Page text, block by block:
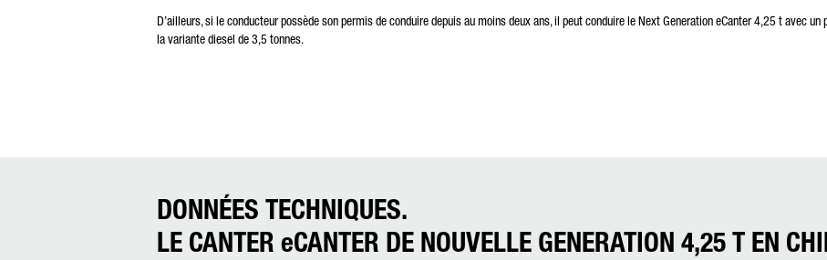
D’ailleurs, si le conducteur possède son permis de conduire depuis au moins deux ans, il peut conduire le Next Generation eCanter 4,25 t avec
la variante diesel de 3,5 tonnes.
DONNÉES TECHNIQUES.
LE CANTER eCANTER DE NOUVELLE GENERATION 4,25 T EN